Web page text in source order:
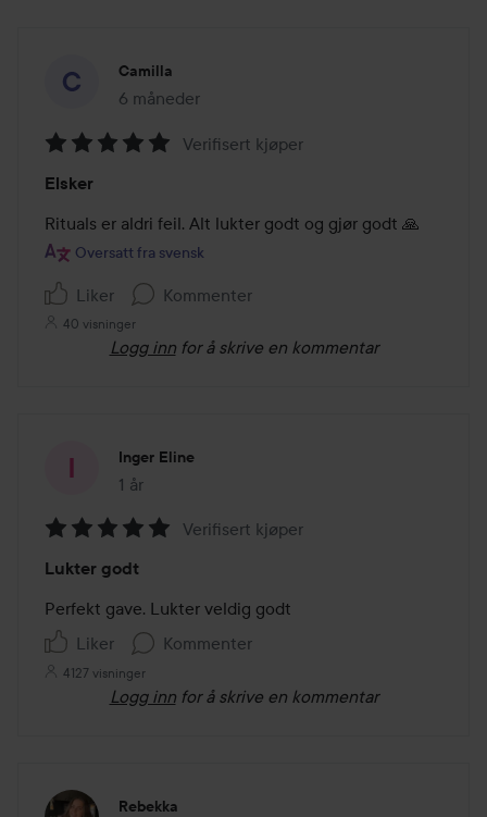
Camilla
6 måneder
Innlegget ble opprettet 6 måneder
5
av
5
Verifisert kjøper
Elsker
Rituals er aldri feil. Alt lukter godt og gjør godt 🙏
Oversatt fra svensk
Liker Kommenter
40 visninger
Logg inn for å skrive en kommentar
Inger Eline
1 år
Innlegget ble opprettet 1 år
5
av
5
Verifisert kjøper
Lukter godt
Perfekt gave. Lukter veldig godt
Liker
Kommenter
4127 visninger
Logg inn for å skrive en kommentar
Rebekka